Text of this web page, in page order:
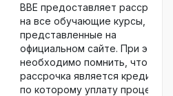
BBE предоставляет рассрочку
на все обучающие курсы,
представленные на
официальном сайте. При этом
необходимо помнить, что
рассрочка является кредитом,
по которому уплату процентов